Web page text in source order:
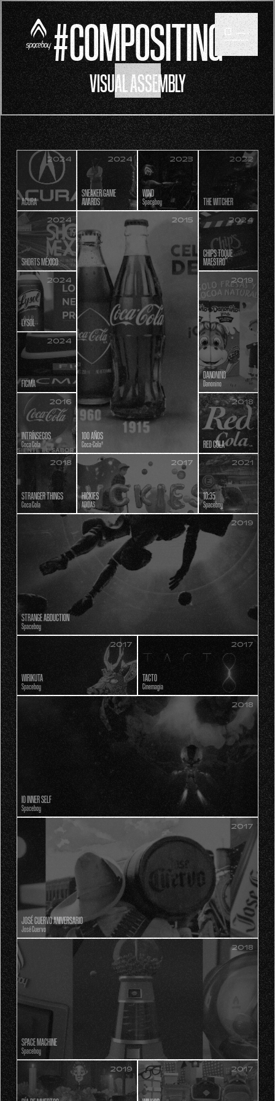
#COMPOSITING
VISUAL ASSEMBLY
SCROLL
2024
ACURA
2024
SNEAKER GAME
AWARDS
2023
WIND
Spaceboy
2022
THE WITCHER
2024
SHORTS MÉXICO
2015
100 AÑOS
Coca-Cola®
2024
CHIPS TOQUE
MAESTRO
2024
LYSOL
2019
DANONINO
Danonino
2024
FICMA
2018
RED COLA
2016
INTRÍNSECOS
Coca Cola
2021
10:35
Spaceboy
2018
STRANGER THINGS
Coca Cola
2019
STRANGE ABDUCTION
Spaceboy
2017
HICKIES
ADIDAS
2017
WIRIKUTA
Spaceboy
2018
IO INNER SELF
Spaceboy
2017
JOSÉ CUERVO ANIVERSARIO
José Cuervo
2018
SPACE MACHINE
Spaceboy
2017
TACTO
Cinemagia
2019 2017